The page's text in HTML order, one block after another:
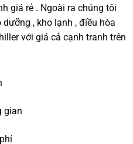
giá rẻ . Ngoài ra chúng tôi
, kho lạnh , điều hòa
với giá cả cạnh tranh trên
gian